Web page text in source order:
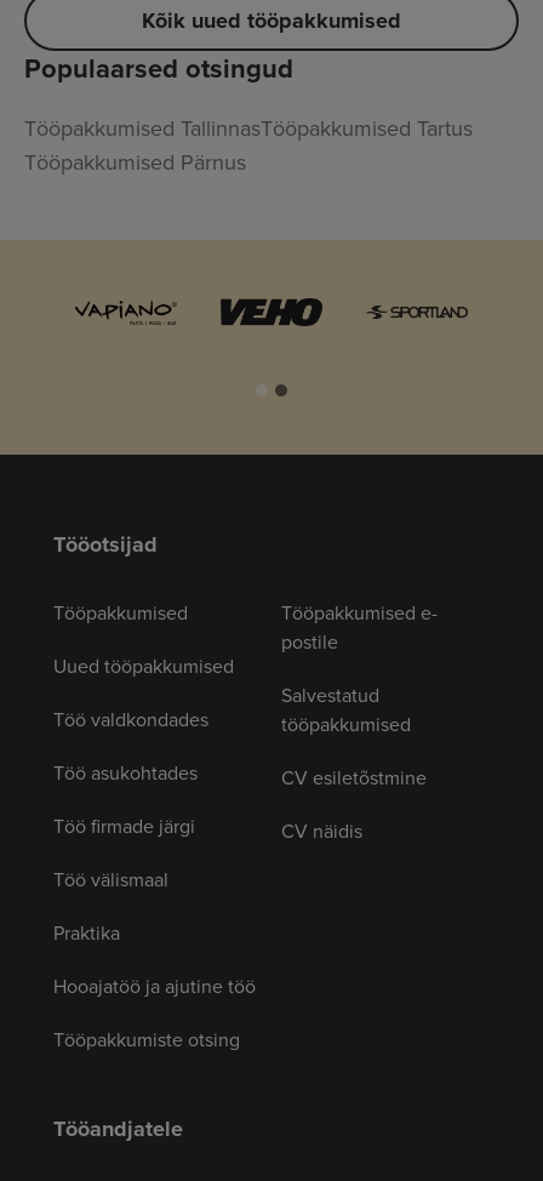
Kõik uued tööpakkumised
Populaarsed otsingud
Tööpakkumised TallinnasTööpakkumised Tartus
Tööpakkumised Pärnus
Tööotsijad
Tööpakkumised
Uued tööpakkumised
Töö valdkondades
Töö asukohtades
Töö firmade järgi
Töö välismaal
Praktika
Hooajatöö ja ajutine töö
Tööpakkumiste otsing
Tööpakkumised e-
postile
Salvestatud
tööpakkumised
CV esiletõstmine
CV näidis
Tööandjatele